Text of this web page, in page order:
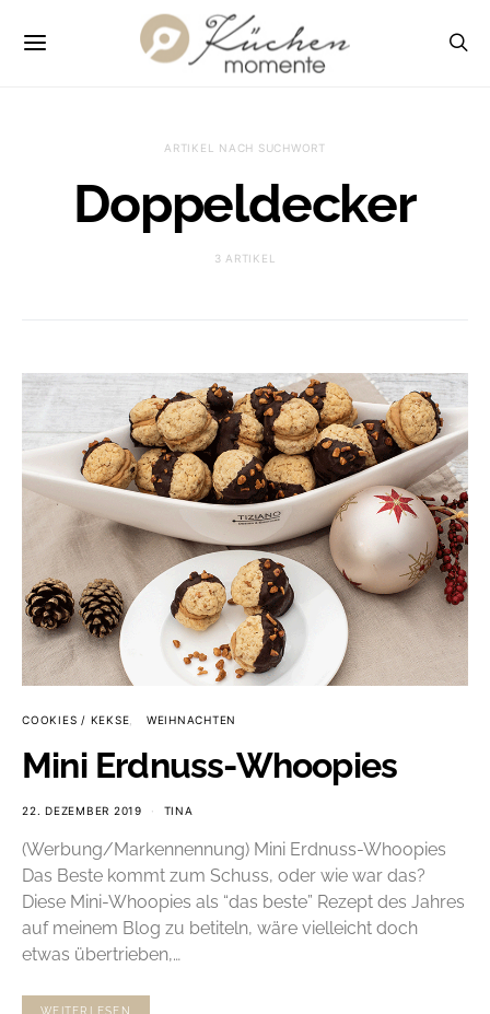
ARTIKEL NACH SUCHWORT
Doppeldecker
3 ARTIKEL
COOKIES / KEKSE WEIHNACHTEN
Mini Erdnuss-Whoopies
22. DEZEMBER 2019 TINA
(Werbung/Markennennung) Mini Erdnuss-Whoopies
Das Beste kommt zum Schuss, oder wie war das?
Diese Mini-Whoopies als “das beste” Rezept des Jahres
auf meinem Blog zu betiteln, wäre vielleicht doch
etwas übertrieben,…
WEITERLESEN